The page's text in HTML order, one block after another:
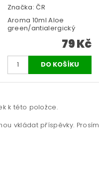
Značka:ČR
Aroma 10ml Aloe
green/antialergický
79 Kč
k této položce.
vkládat příspěvky. Prosím